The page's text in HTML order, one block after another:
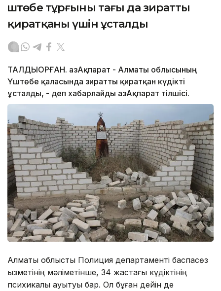
Үштөбе тұрғыны тағы да зиратты
қиратқаны үшін ұсталды
ТАЛДЫҚОРҒАН. ҚазАқпарат - Алматы облысының
Үштөбе қаласында зиратты қиратқан күдікті
ұсталды, - деп хабарлайды ҚазАқпарат тілшісі.
Алматы облыстық Полиция департаменті баспасөз
қызметінің мәліметінше, 34 жастағы күдіктінің
психикалық ауытқуы бар. Ол бұған дейін де